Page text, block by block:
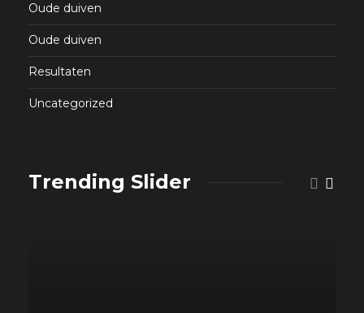
Oude duiven
Oude duiven
Resultaten
Uncategorized
Trending Slider